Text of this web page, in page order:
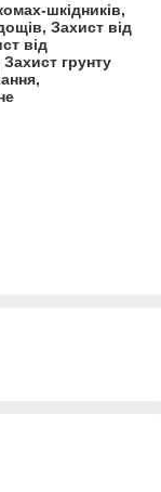
шкідників,
Захист від
від
грунту